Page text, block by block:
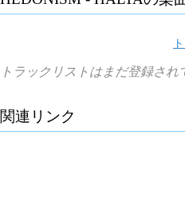
トラックリストはまだ登録され
関連リンク